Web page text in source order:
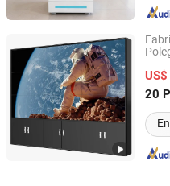
20
Shenzhen P & Y
Guangdong, China